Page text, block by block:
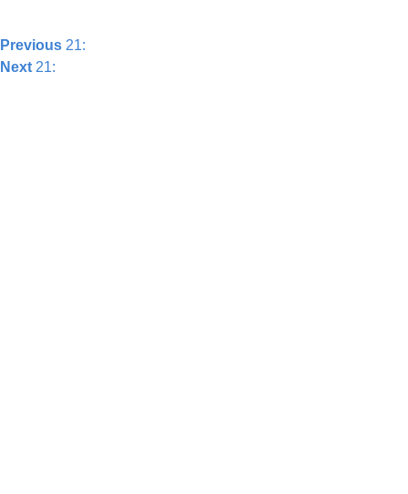
Previous 21:
Next 21: